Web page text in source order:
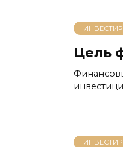
Цель